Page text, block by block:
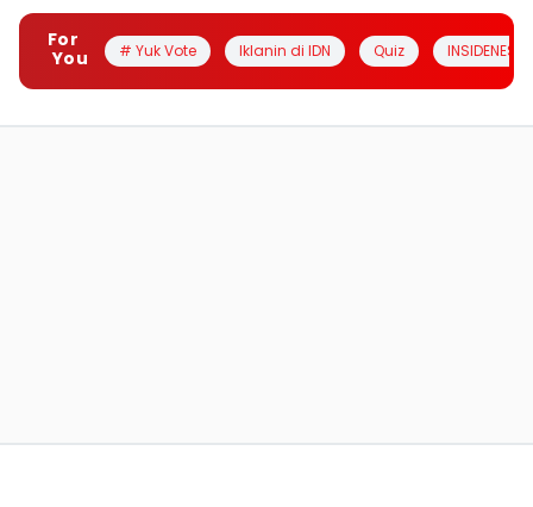
For
You
# Yuk Vote Iklanin di IDN Quiz INSIDENESIA